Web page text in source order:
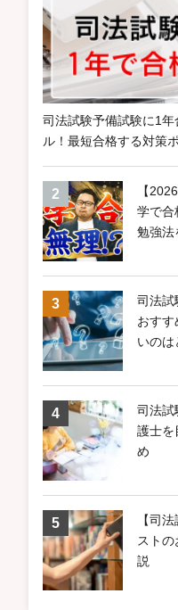
司法試験予備試験に1
ル！最短合格する対策
【
学で合
勉強法
司法試
おす
いのは
司法試
護士を
め
【司
スト
説